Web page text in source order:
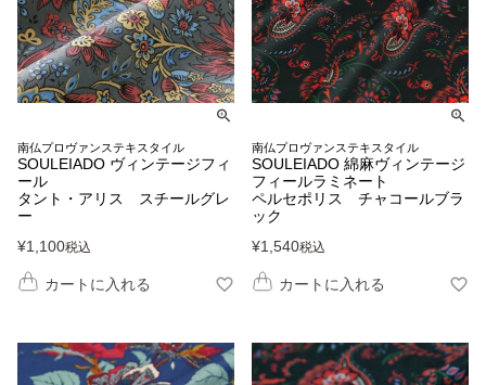
南仏プロヴァンステキスタイル
SOULEIADO ヴィンテージフィ
ール
タント・アリス スチールグレ
ー
¥1,100税込
カートに入れる
南仏プロヴァンステキスタイル
SOULEIADO 綿麻ヴィンテージ
フィールラミネート
ペルセポリス チャコールブラ
ック
¥1,540税込
カートに入れる